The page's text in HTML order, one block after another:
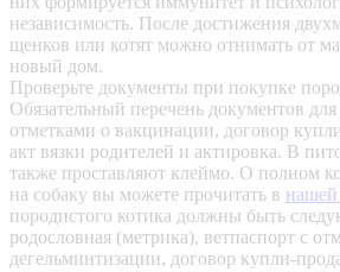
независимость. После достижения
щенков или котят можно отнимать от
новый дом.
Проверьте документы при покупке
Обязательный перечень документов
отметками о вакцинации, договор
акт вязки родителей и актировка. В
также проставляют клеймо. О полном
на собаку вы можете прочитать в нашей
породистого котика должны быть
родословная (метрика), ветпаспорт с
дегельминтизации, договор купли-